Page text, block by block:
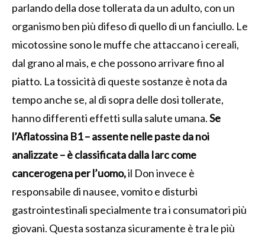
parlando della dose tollerata da un adulto, con un
organismo ben più difeso di quello di un fanciullo. Le
micotossine sono le muffe che attaccano i cereali,
dal grano al mais, e che possono arrivare fino al
piatto. La tossicità di queste sostanze è nota da
tempo anche se, al di sopra delle dosi tollerate,
hanno differenti effetti sulla salute umana.Se
l’Aflatossina B1 – assente nelle paste da noi
analizzate – è classificata dalla Iarc come
cancerogena per l’uomo,il Don invece è
responsabile di nausee, vomito e disturbi
gastrointestinali specialmente tra i consumatori più
giovani. Questa sostanza sicuramente è tra le più